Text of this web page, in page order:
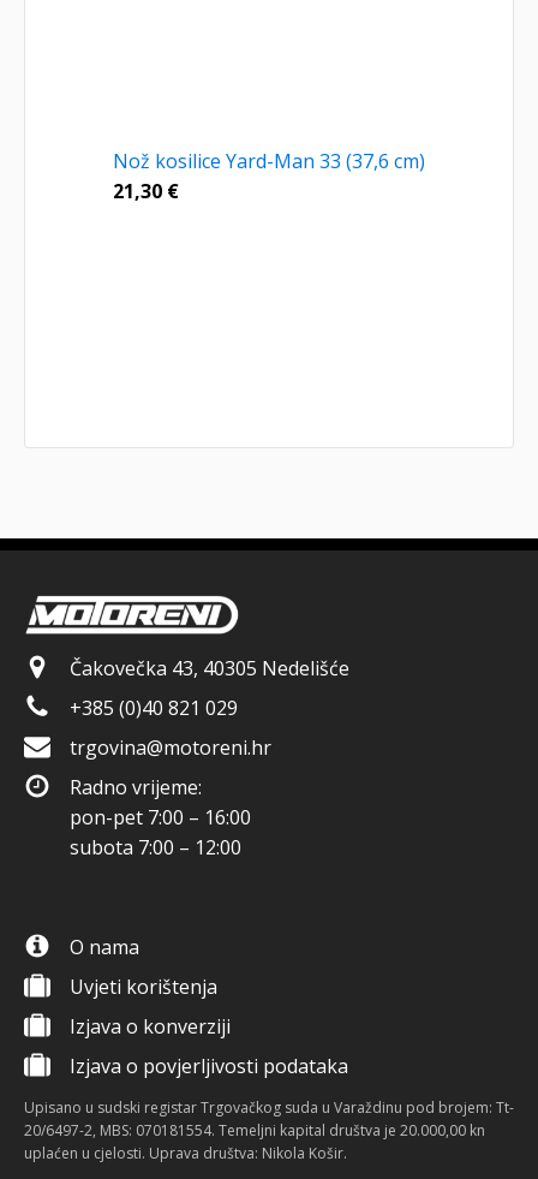
Nož kosilice Yard-Man 33 (37,6 cm)
21,30 €
Čakovečka 43, 40305 Nedelišće
+385 (0)40 821 029
trgovina@motoreni.hr
Radno vrijeme:
pon-pet 7:00 – 16:00
subota 7:00 – 12:00
O nama
Uvjeti korištenja
Izjava o konverziji
Izjava o povjerljivosti podataka
Upisano u sudski registar Trgovačkog suda u Varaždinu pod brojem: Tt-
20/6497-2, MBS: 070181554. Temeljni kapital društva je 20.000,00 kn
uplaćen u cjelosti. Uprava društva: Nikola Košir.